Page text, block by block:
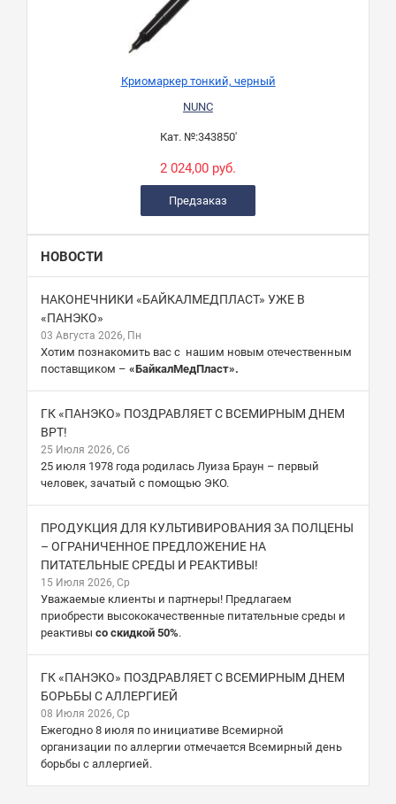
Криомаркер тонкий, черный
NUNC
Кат. №:343850'
2 024,00 руб.
Предзаказ
НОВОСТИ
НАКОНЕЧНИКИ «БАЙКАЛМЕДПЛАСТ» УЖЕ В
«ПАНЭКО»
03 Августа 2026, Пн
Хотим познакомить вас с нашим новым отечественным
поставщиком – «БайкалМедПласт».
ГК «ПАНЭКО» ПОЗДРАВЛЯЕТ С ВСЕМИРНЫМ ДНЕМ
ВРТ!
25 Июля 2026, Сб
25 июля 1978 года родилась Луиза Браун – первый
человек, зачатый с помощью ЭКО.
ПРОДУКЦИЯ ДЛЯ КУЛЬТИВИРОВАНИЯ ЗА ПОЛЦЕНЫ
– ОГРАНИЧЕННОЕ ПРЕДЛОЖЕНИЕ НА
ПИТАТЕЛЬНЫЕ СРЕДЫ И РЕАКТИВЫ!
15 Июля 2026, Ср
Уважаемые клиенты и партнеры! Предлагаем
приобрести высококачественные питательные среды и
реактивы со скидкой 50%.
ГК «ПАНЭКО» ПОЗДРАВЛЯЕТ С ВСЕМИРНЫМ ДНЕМ
БОРЬБЫ С АЛЛЕРГИЕЙ
08 Июля 2026, Ср
Ежегодно 8 июля по инициативе Всемирной
организации по аллергии отмечается Всемирный день
борьбы с аллергией.